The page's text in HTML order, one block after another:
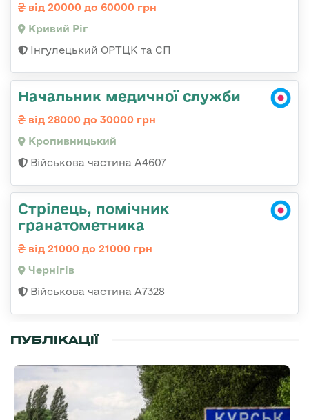
від 20000 до 60000 грн
Кривий Ріг
Інгулецький ОРТЦК та СП
Начальник медичної служби
від 28000 до 30000 грн
Кропивницький
Військова частина А4607
Стрілець, помічник
гранатометника
від 21000 до 21000 грн
Чернігів
Військова частина А7328
ПУБЛІКАЦІЇ